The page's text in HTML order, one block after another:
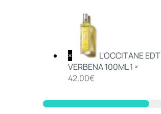
×
L'OCCITANE EDT
VERBENA 100ML1 ×
42,00€